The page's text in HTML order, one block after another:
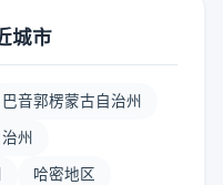
城市
巴音郭楞蒙古自治州
州
哈密地区